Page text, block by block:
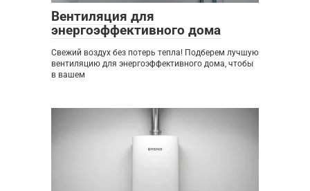
Вентиляция для
энергоэффективного дома
Свежий воздух без потерь тепла! Подберем лучшую
вентиляцию для энергоэффективного дома, чтобы
в вашем